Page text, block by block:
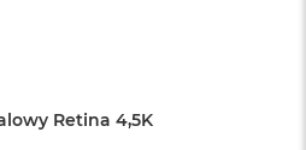
Retina 4,5K